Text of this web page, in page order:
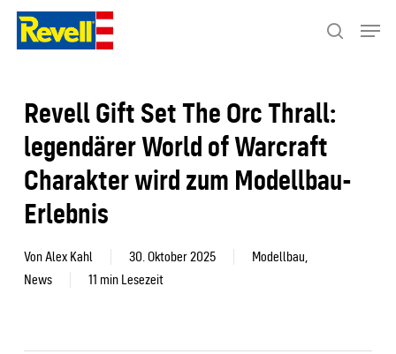
Skip
main
search
Menu
Revell Gift Set The Orc Thrall:
legendärer World of Warcraft
Charakter wird zum Modellbau-
Erlebnis
VonAlex Kahl 30. Oktober 2025 Modellbau,
News
11 min Lesezeit